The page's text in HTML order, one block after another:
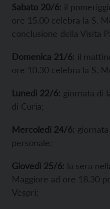
Sabato 20/6: il
ore 15.00 celebra la S.
conclusione della Visita
Domenica 21/6: il
ore 10.30 celebra la S.
Lunedì 22/6: giornata di
di Curia;
Mercoledì 24/6:
personale;
Giovedì 25/6: la sera
Maggiore ad ore 18.30
Vespri;